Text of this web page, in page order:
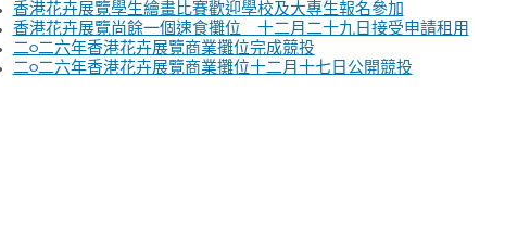
香港花卉展覽學生繪畫比賽歡迎學校及大專生報名參加
香港花卉展覽尚餘一個速食攤位 十二月二十九日接受申請租用
二○二六年香港花卉展覽商業攤位完成競投
二○二六年香港花卉展覽商業攤位十二月十七日公開競投